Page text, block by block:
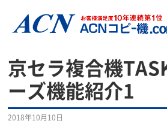
プランのご紹介
保守サービス
京セラ複合機
ーズ機能紹介1
2018年10月10日